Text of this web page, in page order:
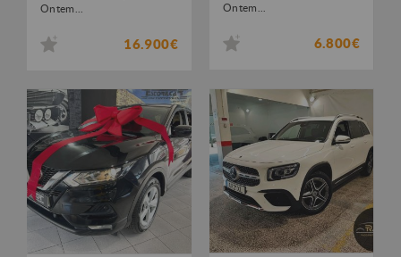
Ontem...
16.900€
Ontem...
6.800€